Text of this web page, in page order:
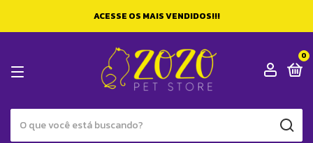
ACESSE OS MAIS VENDIDOS!!!
0